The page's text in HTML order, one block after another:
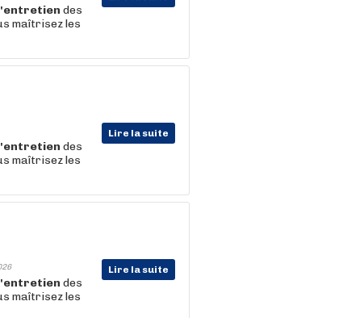
des
maîtrisez les
Lire la suite
des
maîtrisez les
Lire la suite
des
maîtrisez les